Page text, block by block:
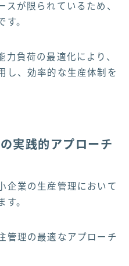
スが限られているため、
す。
負荷の最適化により、
し、効率的な生産体制を
実践的アプローチ
企業の生産管理において
す。
管理の最適なアプローチ